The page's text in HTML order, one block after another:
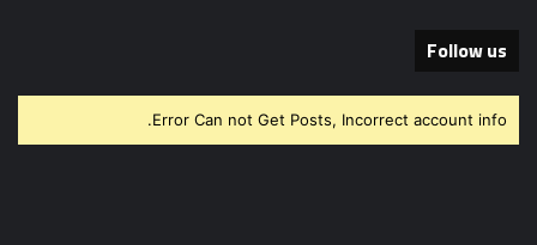
Follow us
Error Can not Get Posts, Incorrect account info.